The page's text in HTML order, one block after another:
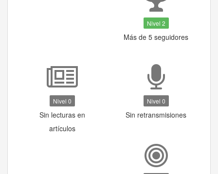
Nivel 2
Más de 5 seguidores
Nivel 0
Sin lecturas en
artículos
Nivel 0
Sin retransmisiones